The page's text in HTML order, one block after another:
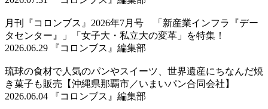
月刊『コロンブス』2026年7月号 「新産業インフラ『デー
タセンター』」「女子大・私立大の変革」を特集！
2026.06.29 『コロンブス』編集部
琉球の食材で人気のパンやスイーツ、世界遺産にちなんだ焼
き菓子も販売【沖縄県那覇市／いまいパン合同会社】
2026.06.04 『コロンブス』編集部